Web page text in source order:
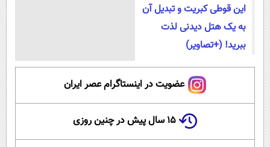
این قوطی کبریت و تبدیل آن
به یک هتل دیدنی لذت
ببرید! (+تصاویر)
عضویت در اینستاگرام عصر ایران
۱۵ سال پیش در چنین روزی